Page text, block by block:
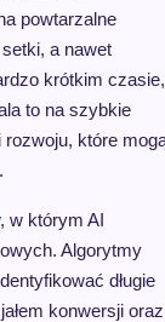
powtarzalne
a nawet
krótkim czasie,
to na szybkie
które
w którym AI
Algorytmy
długie
konwersji oraz